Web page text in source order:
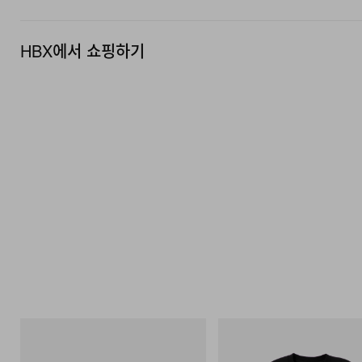
HBX에서 쇼핑하기
BILLIONAIRE BOYS CLUB X